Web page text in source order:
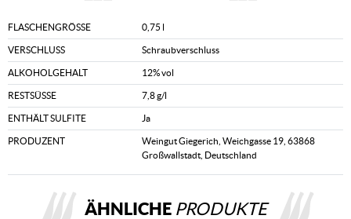
FLASCHENGRÖSSE 0,75 l
VERSCHLUSS Schraubverschluss
ALKOHOLGEHALT 12% vol
RESTSÜSSE 7,8 g/l
ENTHÄLT SULFITE Ja
PRODUZENT
Weingut Giegerich, Weichgasse 19, 63868
Großwallstadt, Deutschland
ÄHNLICHE PRODUKTE